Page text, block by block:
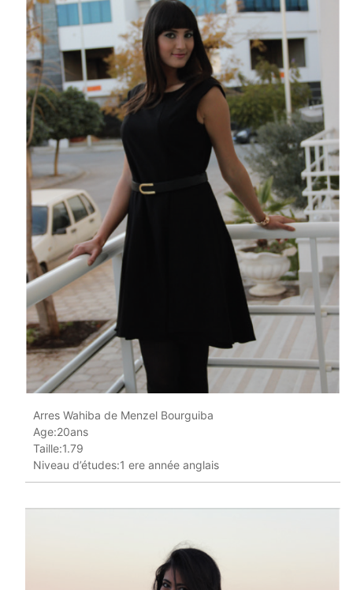
Arres Wahiba de Menzel Bourguiba
Age:20ans
Taille:1.79
Niveau d’études:1 ere année anglais